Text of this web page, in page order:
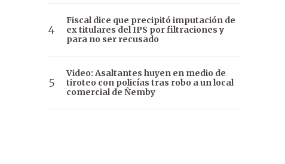
Fiscal dice que precipitó imputación de
ex titulares del IPS por filtraciones y
para no ser recusado
Video: Asaltantes huyen en medio de
tiroteo con policías tras robo a un local
comercial de Ñemby